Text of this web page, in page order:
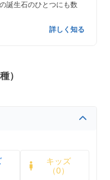
誕生石のひとつにも数
詳しく知る
）
キッズ
（0）